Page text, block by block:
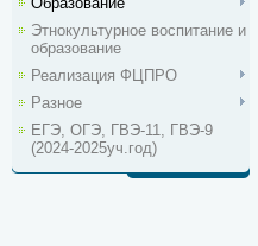
Этнокультурное воспитание и
образование
Реализация ФЦПРО
Разное
ЕГЭ, ОГЭ, ГВЭ-11, ГВЭ-9
(2024-2025уч.год)